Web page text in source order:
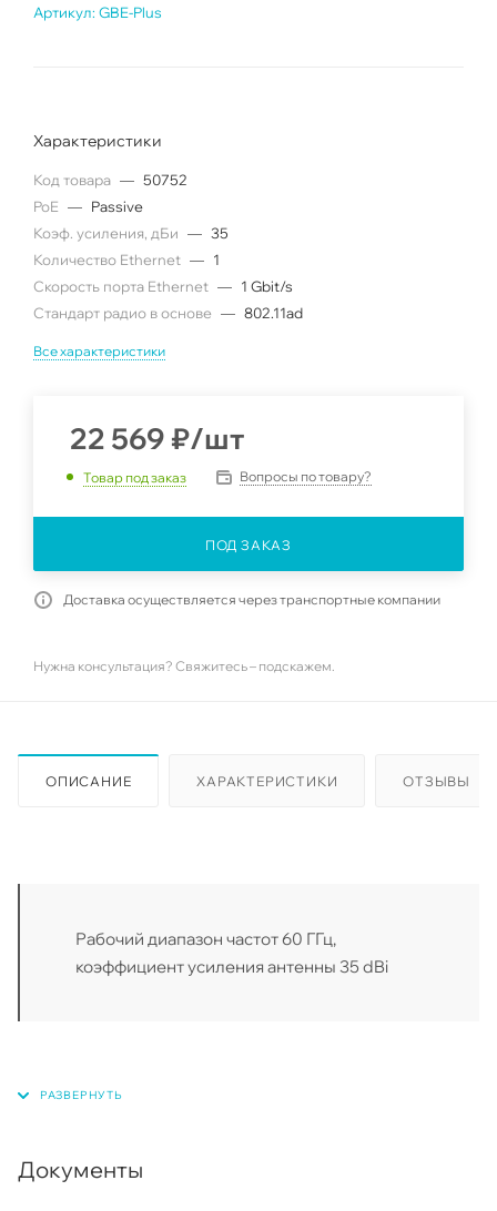
Артикул: GBE-Plus
Характеристики
Код товара — 50752
PoE — Passive
Коэф. усиления, дБи — 35
Количество Ethernet — 1
Скорость порта Ethernet — 1 Gbit/s
Стандарт радио в основе — 802.11ad
Все характеристики
22 569 ₽/шт
Товар под заказ Вопросы по товару?
ПОД ЗАКАЗ
Доставка осуществляется через транспортные компании
Нужна консультация? Свяжитесь – подскажем.
ОПИСАНИЕ ХАРАКТЕРИСТИКИ ОТЗЫВЫ
Рабочий диапазон частот 60 ГГц,
коэффициент усиления антенны 35 dBi
Документы